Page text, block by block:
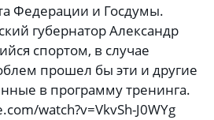
Федерации и Госдумы.
губернатор Александр
спортом, в случае
прошел бы эти и другие
в программу тренинга.
watch?v=VkvSh-J0WYg